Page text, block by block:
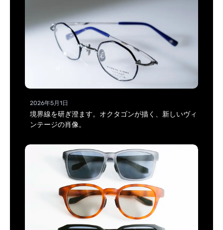
2026年5月1日
境界線を研ぎ澄ます。オクタゴンが描く、新しいヴィ
ンテージの肖像。